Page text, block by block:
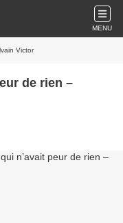
MENU
Victor
de rien –